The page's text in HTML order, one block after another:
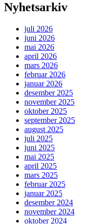
Nyhetsarkiv
juli 2026
juni 2026
mai 2026
april 2026
mars 2026
februar 2026
januar 2026
desember 2025
november 2025
oktober 2025
september 2025
august 2025
juli 2025
juni 2025
mai 2025
april 2025
mars 2025
februar 2025
januar 2025
desember 2024
november 2024
oktober 2024